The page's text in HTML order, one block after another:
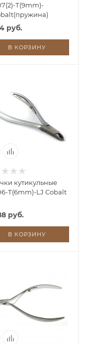
Т(9mm)-
руб.
В КОРЗИНУ
кутикульные
Т(6mm)-LJ Cobalt
руб.
В КОРЗИНУ